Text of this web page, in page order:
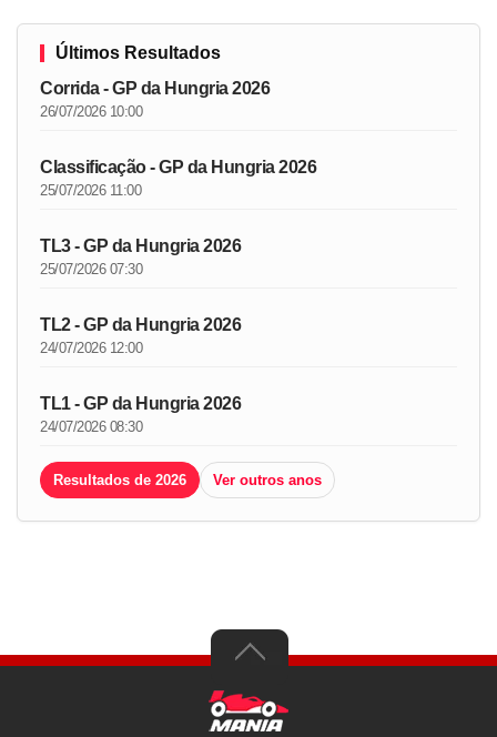
Últimos Resultados
Corrida - GP da Hungria 2026
26/07/2026 10:00
Classificação - GP da Hungria 2026
25/07/2026 11:00
TL3 - GP da Hungria 2026
25/07/2026 07:30
TL2 - GP da Hungria 2026
24/07/2026 12:00
TL1 - GP da Hungria 2026
24/07/2026 08:30
Resultados de 2026 Ver outros anos